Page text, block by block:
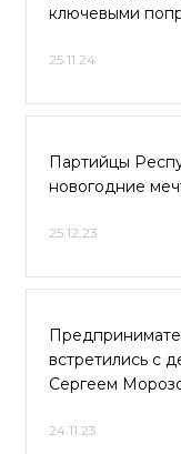
ключевыми
25.11.24
Партийцы
новогодние
25.12.23
встретились с
Сергеем
24.11.23